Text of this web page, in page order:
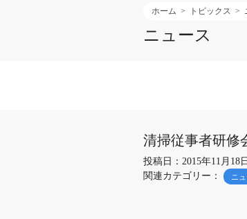
ホーム トピックス
ニュース
清掃従事者研修
投稿日：2015年11月18日
関連カテゴリー：
ニ